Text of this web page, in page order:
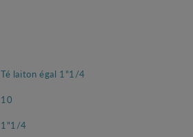
Té laiton égal 1"1/4
10
1"1/4